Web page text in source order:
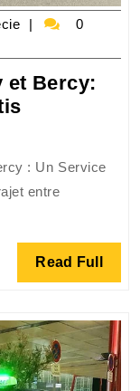
parking-
0
et Bercy:
Service
entre
Orly
Bercy:
Confort
Fiabilité
Garantis
: Un Service
entre
Read Full Read
Full